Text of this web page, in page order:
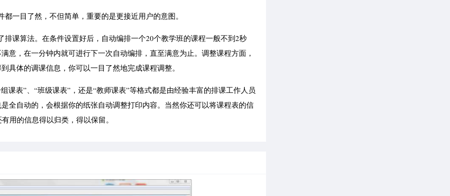
一目了然，不但简单，重要的是更接近用户的意图。
排课算法。在条件设置好后，自动编排一个20个教学班的课程一般不到2秒
意，在一分钟内就可进行下一次自动编排，直至满意为止。调整课程方面，
具体的调课信息，你可以一目了然地完成课程调整。
课表”、“班级课表”，还是“教师课表”等格式都是由经验丰富的排课工作人员
全自动的，会根据你的纸张自动调整打印内容。当然你还可以将课程表的信
用的信息得以归类，得以保留。